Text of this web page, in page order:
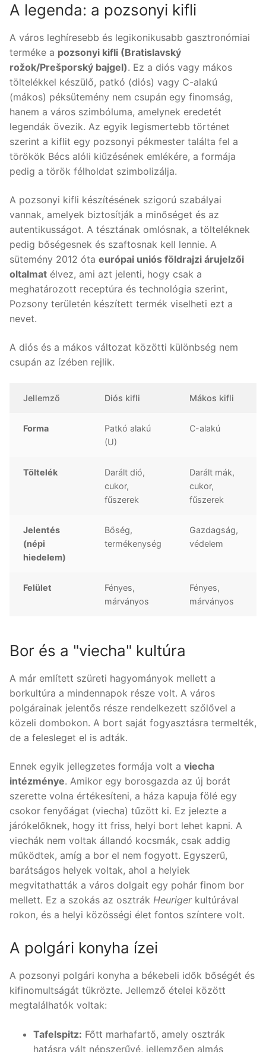
A legenda: a pozsonyi kifli
A város leghíresebb és legikonikusabb gasztronómiai
terméke a pozsonyi kifli (Bratislavský
rožok/Prešporský bajgel). Ez a diós vagy mákos
töltelékkel készülő, patkó (diós) vagy C-alakú
(mákos) péksütemény nem csupán egy finomság,
hanem a város szimbóluma, amelynek eredetét
legendák övezik. Az egyik legismertebb történet
szerint a kiflit egy pozsonyi pékmester találta fel a
törökök Bécs alóli kiűzésének emlékére, a formája
pedig a török félholdat szimbolizálja.
A pozsonyi kifli készítésének szigorú szabályai
vannak, amelyek biztosítják a minőséget és az
autentikusságot. A tésztának omlósnak, a tölteléknek
pedig bőségesnek és szaftosnak kell lennie. A
sütemény 2012 óta európai uniós földrajzi árujelzői
oltalmat élvez, ami azt jelenti, hogy csak a
meghatározott receptúra és technológia szerint,
Pozsony területén készített termék viselheti ezt a
nevet.
A diós és a mákos változat közötti különbség nem
csupán az ízében rejlik.
Jellemző Diós kifli Mákos kifli
Forma
Patkó alakú
(U)
C-alakú
Töltelék
Darált dió,
cukor,
fűszerek
Darált mák,
cukor,
fűszerek
Jelentés
(népi
hiedelem)
Bőség,
termékenység
Gazdagság,
védelem
Felület
Fényes,
márványos
Fényes,
márványos
Bor és a "viecha" kultúra
A már említett szüreti hagyományok mellett a
borkultúra a mindennapok része volt. A város
polgárainak jelentős része rendelkezett szőlővel a
közeli dombokon. A bort saját fogyasztásra termelték,
de a felesleget el is adták.
Ennek egyik jellegzetes formája volt a viecha
intézménye. Amikor egy borosgazda az új borát
szerette volna értékesíteni, a háza kapuja fölé egy
csokor fenyőágat (viecha) tűzött ki. Ez jelezte a
járókelőknek, hogy itt friss, helyi bort lehet kapni. A
viechák nem voltak állandó kocsmák, csak addig
működtek, amíg a bor el nem fogyott. Egyszerű,
barátságos helyek voltak, ahol a helyiek
megvitathatták a város dolgait egy pohár finom bor
mellett. Ez a szokás az osztrák Heurigerkultúrával
rokon, és a helyi közösségi élet fontos színtere volt.
A polgári konyha ízei
A pozsonyi polgári konyha a békebeli idők bőségét és
kifinomultságát tükrözte. Jellemző ételei között
megtalálhatók voltak:
Tafelspitz: Főtt marhafartő, amely osztrák
hatásra vált népszerűvé, jellemzően almás